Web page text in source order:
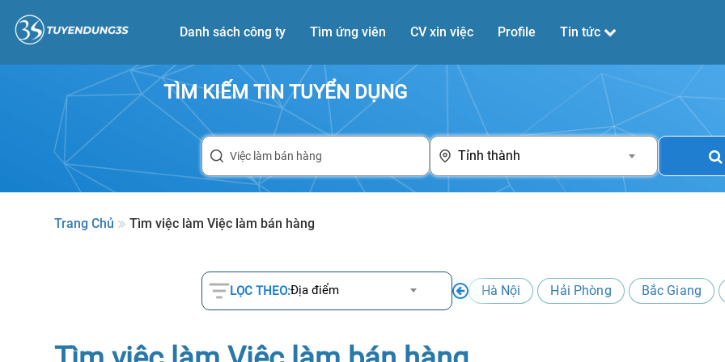
Danh sách công ty Tìm ứng viên CV xin việc Profile Tin tức
TÌM KIẾM TIN TUYỂN DỤNG
Tỉnh thành
Trang Chủ Tìm việc làm Việc làm bán hàng
LỌC THEO:Địa điểm Hà Nội Hải Phòng Bắc Giang